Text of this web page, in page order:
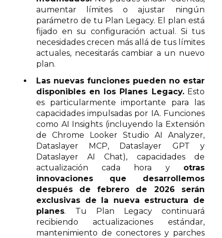
aumentar límites o ajustar ningún
parámetro de tu Plan Legacy. El plan está
fijado en su configuración actual. Si tus
necesidades crecen más allá de tus límites
actuales, necesitarás cambiar a un nuevo
plan.
Las nuevas funciones pueden no estar
disponibles en los Planes Legacy.Esto
es particularmente importante para las
capacidades impulsadas por IA. Funciones
como AI Insights (incluyendo la Extensión
de Chrome Looker Studio AI Analyzer,
Dataslayer MCP, Dataslayer GPT y
Dataslayer AI Chat), capacidades de
actualización cada hora y otras
innovaciones que desarrollemos
después de febrero de 2026 serán
exclusivas de la nueva estructura de
planes. Tu Plan Legacy continuará
recibiendo actualizaciones estándar,
mantenimiento de conectores y parches